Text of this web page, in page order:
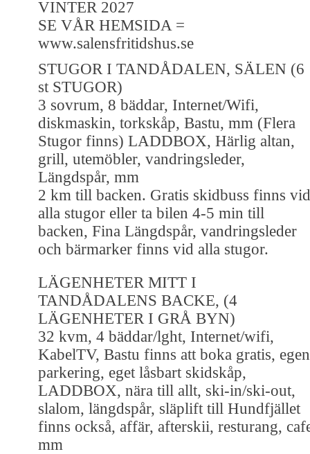
VINTER 2027
SE VÅR HEMSIDA =
www.salensfritidshus.se
STUGOR I TANDÅDALEN, SÄLEN (6
st STUGOR)
3 sovrum, 8 bäddar, Internet/Wifi,
diskmaskin, torkskåp, Bastu, mm (Flera
Stugor finns) LADDBOX, Härlig altan,
grill, utemöbler, vandringsleder,
Längdspår, mm
2 km till backen. Gratis skidbuss finns vid
alla stugor eller ta bilen 4-5 min till
backen, Fina Längdspår, vandringsleder
och bärmarker finns vid alla stugor.
LÄGENHETER MITT I
TANDÅDALENS BACKE, (4
LÄGENHETER I GRÅ BYN)
32 kvm, 4 bäddar/lght, Internet/wifi,
KabelTV, Bastu finns att boka gratis, egen
parkering, eget låsbart skidskåp,
LADDBOX, nära till allt, ski-in/ski-out,
slalom, längdspår, släplift till Hundfjället
finns också, affär, afterskii, resturang,
mm